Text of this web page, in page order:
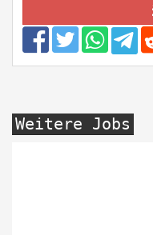
Weitere Jobs